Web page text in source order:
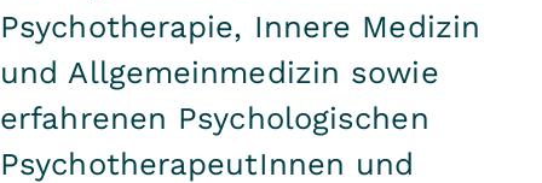
Psychotherapie, Innere Medizin
und Allgemeinmedizin sowie
erfahrenen Psychologischen
PsychotherapeutInnen und